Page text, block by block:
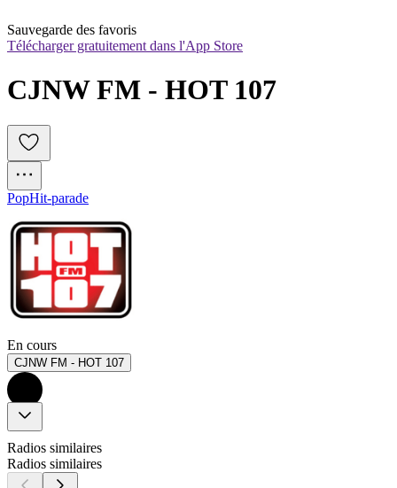
Sauvegarde des favoris
Télécharger gratuitement dans l'App Store
CJNW FM - HOT 107
PopHit-parade
En cours
CJNW FM - HOT 107
Radios similaires
Radios similaires